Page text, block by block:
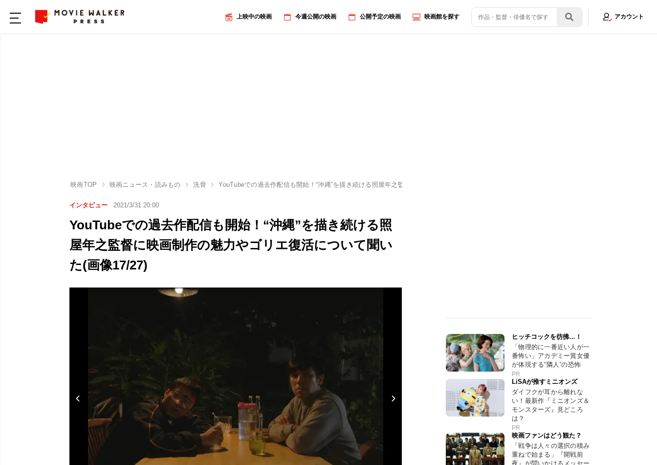
上映中の映画 今週公開の映画 公開予定の映画 映画館を探す アカウント
映画TOP 映画ニュース・読みもの 洗骨 YouTubeでの過去作配信も開始！“沖縄”を描き続ける照屋年之監督に映画制作の魅力やゴリエ復活について聞いた
インタビュー 2021/3/31 20:00
YouTubeでの過去作配信も開始！“沖縄”を描き続ける照
屋年之監督に映画制作の魅力やゴリエ復活について聞い
た(画像17/27)
ヒッチコックを彷彿…！
「物理的に一番近い人が一
番怖い」アカデミー賞女優
が体現する“隣人”の恐怖
PR
LiSAが推すミニオンズ
ダイフクが耳から離れな
い！最新作『ミニオンズ＆
モンスターズ』見どころ
は？
PR
映画ファンはどう観た？
「戦争は人々の選択の積み
重ねで始まる」『開戦前
夜』が問いかけるメッセー